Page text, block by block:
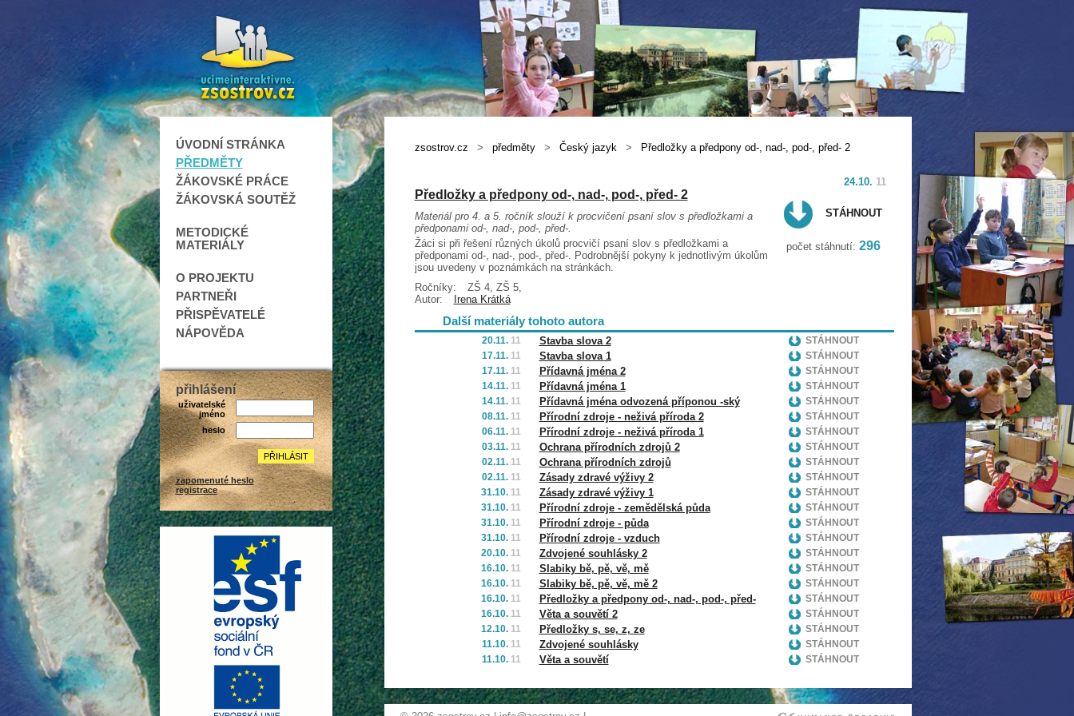
ÚVODNÍ STRÁNKA
PŘEDMĚTY
ŽÁKOVSKÉ PRÁCE
ŽÁKOVSKÁ SOUTĚŽ
METODICKÉ
MATERIÁLY
O PROJEKTU
PARTNEŘI
PŘISPĚVATELÉ
NÁPOVĚDA
přihlášení
uživatelské
jméno
heslo
zapomenuté heslo
registrace
zsostrov.cz > předměty > Český jazyk > Předložky a předpony od-, nad-, pod-, před- 2
24.10. 11
Předložky a předpony od-, nad-, pod-, před- 2
Materiál pro 4. a 5. ročník slouží k procvičení psaní slov s předložkami a
předponami od-, nad-, pod-, před-.
Žáci si při řešení různých úkolů procvičí psaní slov s předložkami a
předponami od-, nad-, pod-, před-. Podrobnější pokyny k jednotlivým úkolům
jsou uvedeny v poznámkách na stránkách.
Ročníky:
ZŠ 4, ZŠ 5,
Autor:
Irena Krátká
STÁHNOUT
počet stáhnutí: 296
Další materiály tohoto autora
20.11. 11 Stavba slova 2
STÁHNOUT
17.11. 11 Stavba slova 1
STÁHNOUT
17.11. 11 Přídavná jména 2
STÁHNOUT
14.11. 11 Přídavná jména 1
STÁHNOUT
14.11. 11 Přídavná jména odvozená příponou -ský
STÁHNOUT
08.11. 11 Přírodní zdroje - neživá příroda 2
STÁHNOUT
06.11. 11 Přírodní zdroje - neživá příroda 1
STÁHNOUT
03.11. 11 Ochrana přírodních zdrojů 2
STÁHNOUT
02.11. 11 Ochrana přírodních zdrojů
STÁHNOUT
02.11. 11 Zásady zdravé výživy 2
STÁHNOUT
31.10. 11 Zásady zdravé výživy 1
STÁHNOUT
31.10. 11 Přírodní zdroje - zemědělská půda
STÁHNOUT
31.10. 11 Přírodní zdroje - půda
STÁHNOUT
31.10. 11 Přírodní zdroje - vzduch
STÁHNOUT
20.10. 11 Zdvojené souhlásky 2
STÁHNOUT
16.10. 11 Slabiky bě, pě, vě, mě
STÁHNOUT
16.10. 11 Slabiky bě, pě, vě, mě 2
STÁHNOUT
16.10. 11 Předložky a předpony od-, nad-, pod-, před-
STÁHNOUT
16.10. 11 Věta a souvětí 2
STÁHNOUT
12.10. 11 Předložky s, se, z, ze
STÁHNOUT
11.10. 11 Zdvojené souhlásky
STÁHNOUT
11.10. 11 Věta a souvětí STÁHNOUT